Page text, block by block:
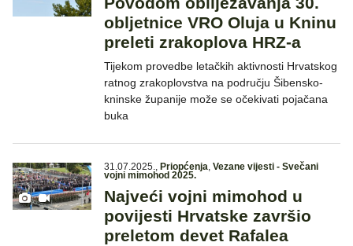
obljetnice VRO Oluja u Kninu
preleti zrakoplova HRZ-a
Tijekom provedbe letačkih aktivnosti Hrvatskog
ratnog zrakoplovstva na području Šibensko-
kninske županije može se očekivati pojačana
buka
31.07.2025., Priopćenja, Vezane vijesti - Svečani
vojni mimohod 2025.
Najveći vojni mimohod u
povijesti Hrvatske završio
preletom devet Rafalea